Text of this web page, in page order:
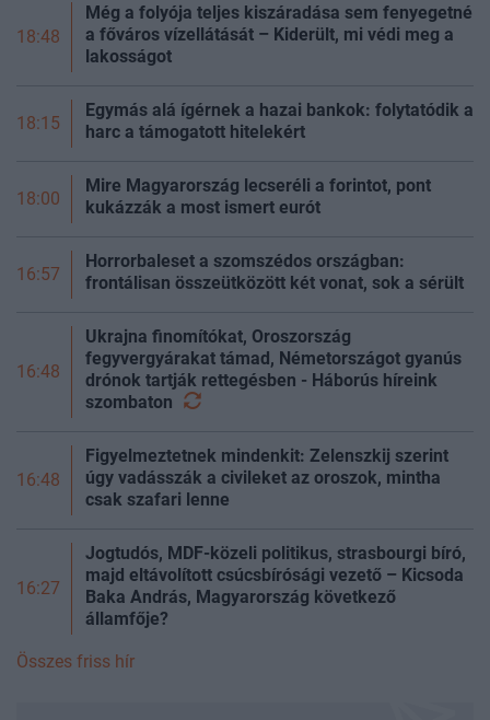
18:48
Még a folyója teljes kiszáradása sem fenyegetné
a főváros vízellátását – Kiderült, mi védi meg a
lakosságot
18:15
Egymás alá ígérnek a hazai bankok: folytatódik a
harc a támogatott hitelekért
18:00
Mire Magyarország lecseréli a forintot, pont
kukázzák a most ismert eurót
16:57
Horrorbaleset a szomszédos országban:
frontálisan összeütközött két vonat, sok a sérült
16:48
Ukrajna finomítókat, Oroszország
fegyvergyárakat támad, Németországot gyanús
drónok tartják rettegésben - Háborús híreink
szombaton
16:48
Figyelmeztetnek mindenkit: Zelenszkij szerint
úgy vadásszák a civileket az oroszok, mintha
csak szafari lenne
16:27
Jogtudós, MDF-közeli politikus, strasbourgi bíró,
majd eltávolított csúcsbírósági vezető – Kicsoda
Baka András, Magyarország következő
államfője?
Összes friss hír